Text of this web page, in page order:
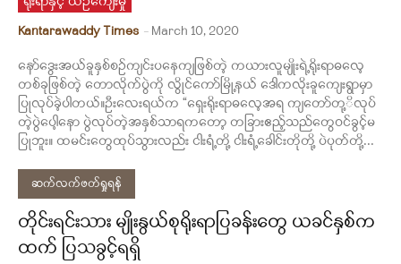
Kantarawaddy Times - March 10, 2020
နော်ဒွေးအယ်ခူနှစ်စဉ်ကျင်းပနေကျဖြစ်တဲ့ ကယားလူမျိုးရဲ့ရိုးရာဓလေ့
တစ်ခုဖြစ်တဲ့ တောလိုက်ပွဲကို လွိုင်ကော်မြို့နယ် ဒေါကလိုးခူကျေးရွာမှာ
ပြုလုပ်ခဲ့ပါတယ်။ဦးလေးရယ်က “ရှေးရိုးရာဓလေ့အရ ကျတော်တု့ိလုပ်
တဲ့ပွဲပေါ့နော ပွဲလုပ်တဲ့အနှစ်သာရကတော့ တခြားဧည့်သည်တွေဝင်ခွင့်မ
ပြုဘူး။ ထမင်းတွေထုပ်သွားလည်း ငါးရံ့တို့ ငါးရံ့ခေါင်းတိုတို့ ပဲပုတ်တို့...
ဆက်လက်ဖတ်ရှုရန်
တိုင်းရင်းသား မျိုးနွယ်စုရိုးရာပြခန်းတွေ ယခင်နှစ်က
ထက် ပြသခွင့်ရရှိ